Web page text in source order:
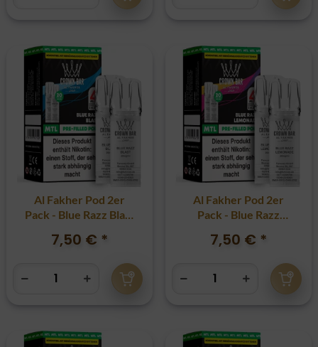
Al Fakher Pod 2er
Pack - Blue Razz Blast
7,50 € *
Al Fakher Pod 2er
Pack - Blue Razz
7,50 € *